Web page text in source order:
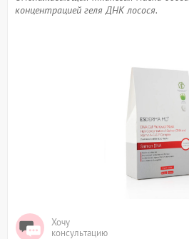
концентрацией геля ДНК лосося.
Хочу
консультацию